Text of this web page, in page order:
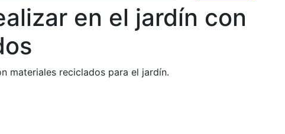
en el jardín con
materiales reciclados para el jardín.